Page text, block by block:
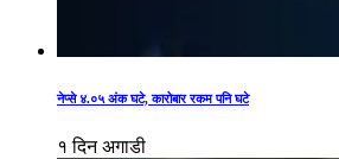
नेप्से ४.०५ अंक घटे, कारोबार रकम पनि घटे
१ दिन अगाडी